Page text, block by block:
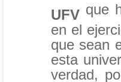
UFV que
en el
que sean
esta
verdad,